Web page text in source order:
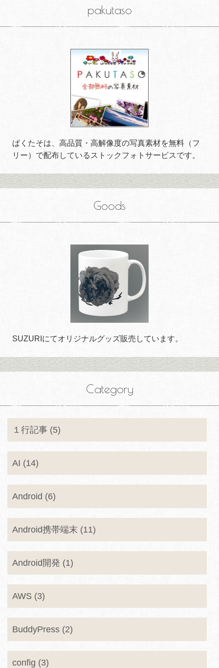
pakutaso
ぱくたそは、高品質・高解像度の写真素材を無料（フ
リー）で配布しているストックフォトサービスです。
Goods
SUZURIにてオリジナルグッズ販売しています。
Category
１行記事 (5)
AI (14)
Android (6)
Android携帯端末 (11)
Android開発 (1)
AWS (3)
BuddyPress (2)
config (3)